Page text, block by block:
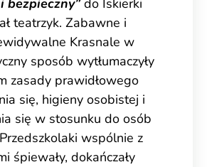
bezpieczny”do Iskierki
teatrzyk. Zabawne i
Krasnale w
sposób wytłumaczyły
zasady prawidłowego
się, higieny osobistej i
się w stosunku do osób
wspólnie z
śpiewały, dokańczały